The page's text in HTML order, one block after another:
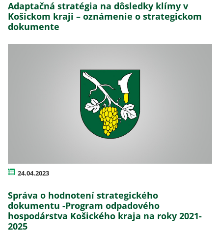
Adaptačná stratégia na dôsledky klímy v
Košickom kraji – oznámenie o strategickom
dokumente
24.04.2023
Správa o hodnotení strategického
dokumentu -Program odpadového
hospodárstva Košického kraja na roky 2021-
2025